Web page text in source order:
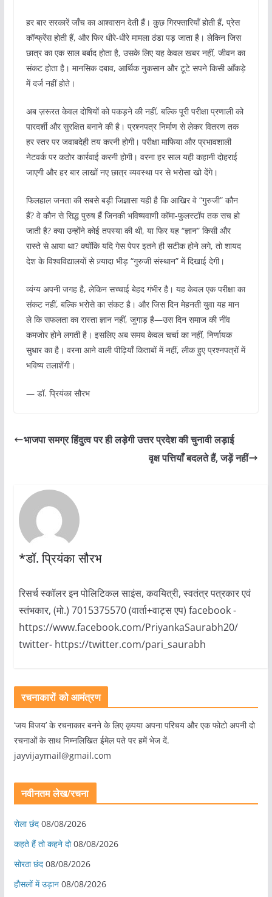
हर बार सरकारें जाँच का आश्वासन देती हैं। कुछ गिरफ्तारियाँ होती हैं, प्रेस
कॉन्फ्रेंस होती हैं, और फिर धीरे-धीरे मामला ठंडा पड़ जाता है। लेकिन जिस
छात्र का एक साल बर्बाद होता है, उसके लिए यह केवल खबर नहीं, जीवन का
संकट होता है। मानसिक दबाव, आर्थिक नुकसान और टूटे सपने किसी आँकड़े
में दर्ज नहीं होते।
अब ज़रूरत केवल दोषियों को पकड़ने की नहीं, बल्कि पूरी परीक्षा प्रणाली को
पारदर्शी और सुरक्षित बनाने की है। प्रश्नपत्र निर्माण से लेकर वितरण तक
हर स्तर पर जवाबदेही तय करनी होगी। परीक्षा माफिया और प्रभावशाली
नेटवर्क पर कठोर कार्रवाई करनी होगी। वरना हर साल यही कहानी दोहराई
जाएगी और हर बार लाखों नए छात्र व्यवस्था पर से भरोसा खो देंगे।
फिलहाल जनता की सबसे बड़ी जिज्ञासा यही है कि आखिर वे “गुरुजी” कौन
हैं? वे कौन से सिद्ध पुरुष हैं जिनकी भविष्यवाणी कॉमा-फुलस्टॉप तक सच हो
जाती है? क्या उन्होंने कोई तपस्या की थी, या फिर यह “ज्ञान” किसी और
रास्ते से आया था? क्योंकि यदि गेस पेपर इतने ही सटीक होने लगे, तो शायद
देश के विश्वविद्यालयों से ज़्यादा भीड़ “गुरुजी संस्थान” में दिखाई देगी।
व्यंग्य अपनी जगह है, लेकिन सच्चाई बेहद गंभीर है। यह केवल एक परीक्षा का
संकट नहीं, बल्कि भरोसे का संकट है। और जिस दिन मेहनती युवा यह मान
ले कि सफलता का रास्ता ज्ञान नहीं, जुगाड़ है—उस दिन समाज की नींव
कमजोर होने लगती है। इसलिए अब समय केवल चर्चा का नहीं, निर्णायक
सुधार का है। वरना आने वाली पीढ़ियाँ किताबों में नहीं, लीक हुए प्रश्नपत्रों में
भविष्य तलाशेंगी।
— डॉ. प्रियंका सौरभ
भाजपा समग्र हिंदुत्व पर ही लड़ेगी उत्तर प्रदेश की चुनावी लड़ाई
वृक्ष पत्तियाँ बदलते हैं, जड़ें नहीं
*डॉ. प्रियंका सौरभ
रिसर्च स्कॉलर इन पोलिटिकल साइंस, कवयित्री, स्वतंत्र पत्रकार एवं
स्तंभकार, (मो.) 7015375570 (वार्ता+वाट्स एप) facebook -
https://www.facebook.com/PriyankaSaurabh20/
twitter- https://twitter.com/pari_saurabh
रचनाकारों को आमंत्रण
‘जय विजय’ के रचनाकार बनने के लिए कृपया अपना परिचय और एक फोटो अपनी दो
रचनाओं के साथ निम्नलिखित ईमेल पते पर हमें भेज दें.
jayvijaymail@gmail.com
नवीनतम लेख/रचना
रोला छंद 08/08/2026
कहते हैं तो कहने दो 08/08/2026
सोरठा छंद 08/08/2026
हौसलों में उड़ान 08/08/2026